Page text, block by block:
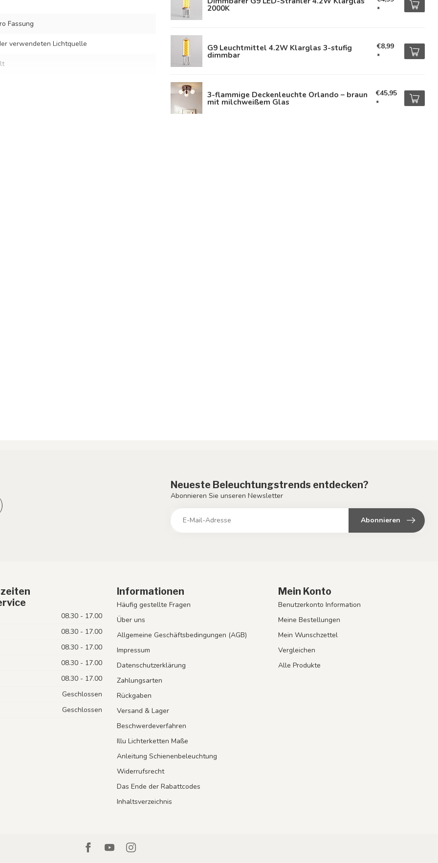
Fassung
verwendeten Lichtquelle
2000K
*
G9 Leuchtmittel 4.2W Klarglas 3-stufig
dimmbar
€8,99
*
3-flammige Deckenleuchte Orlando – braun
mit milchweißem Glas
€45,95
*
Neueste Beleuchtungstrends entdecken?
Abonnieren Sie unseren Newsletter
Abonnieren
08.30 - 17.00
08.30 - 17.00
08.30 - 17.00
08.30 - 17.00
08.30 - 17.00
Geschlossen
Geschlossen
Informationen
Häufig gestellte Fragen
Über uns
Allgemeine Geschäftsbedingungen (AGB)
Impressum
Datenschutzerklärung
Zahlungsarten
Rückgaben
Versand & Lager
Beschwerdeverfahren
Illu Lichterketten Maße
Anleitung Schienenbeleuchtung
Widerrufsrecht
Das Ende der Rabattcodes
Inhaltsverzeichnis
Mein Konto
Benutzerkonto Information
Meine Bestellungen
Mein Wunschzettel
Vergleichen
Alle Produkte